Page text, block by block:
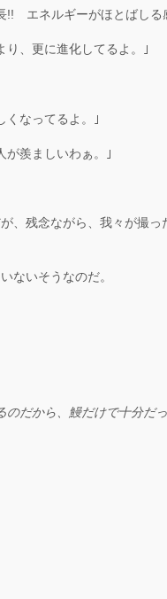
エネルギーがほとばしる
り、更に進化してるよ。｣
くなってるよ。｣
が羨ましいわぁ。｣
、残念ながら、我々が撮
ないそうなのだ。
のだから、鰻だけで十分だ